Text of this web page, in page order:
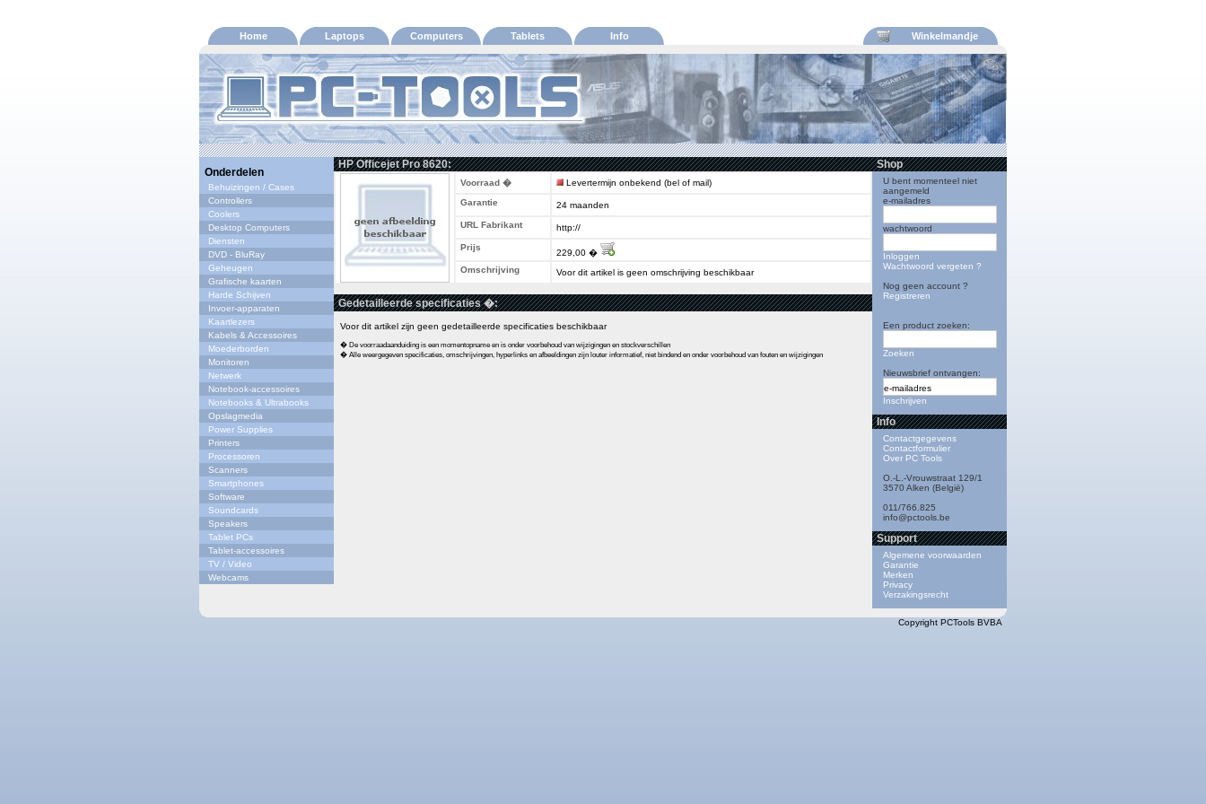
Home Laptops Computers Tablets Info Winkelmandje
Onderdelen
Behuizingen / Cases
Controllers
Coolers
Desktop Computers
Diensten
DVD - BluRay
Geheugen
Grafische kaarten
Harde Schijven
Invoer-apparaten
Kaartlezers
Kabels & Accessoires
Moederborden
Monitoren
Netwerk
Notebook-accessoires
Notebooks & Ultrabooks
Opslagmedia
Power Supplies
Printers
Processoren
Scanners
Smartphones
Software
Soundcards
Speakers
Tablet PCs
Tablet-accessoires
TV / Video
Webcams
HP Officejet Pro 8620:
Voorraad �
Levertermijn onbekend (bel of mail)
Garantie
24 maanden
URL Fabrikant
http://
Prijs
229,00 �
Omschrijving
Voor dit artikel is geen omschrijving beschikbaar
Gedetailleerde specificaties �:
Voor dit artikel zijn geen gedetailleerde specificaties beschikbaar
� De voorraadaanduiding is een momentopname en is onder voorbehoud van wijzigingen en stockverschillen
� Alle weergegeven specificaties, omschrijvingen, hyperlinks en afbeeldingen zijn louter informatief, niet bindend en onder voorbehoud van fouten en wijzigingen
Shop
U bent momenteel niet
aangemeld
e-mailadres
wachtwoord
Inloggen
Wachtwoord vergeten ?
Nog geen account ?
Registreren
Een product zoeken:
Zoeken
Nieuwsbrief ontvangen:
Inschrijven
Info
Contactgegevens
Contactformulier
Over PC Tools
O.-L.-Vrouwstraat 129/1
3570 Alken (België)
011/766.825
info@pctools.be
Support
Algemene voorwaarden
Garantie
Merken
Privacy
Verzakingsrecht
Copyright PCTools BVBA